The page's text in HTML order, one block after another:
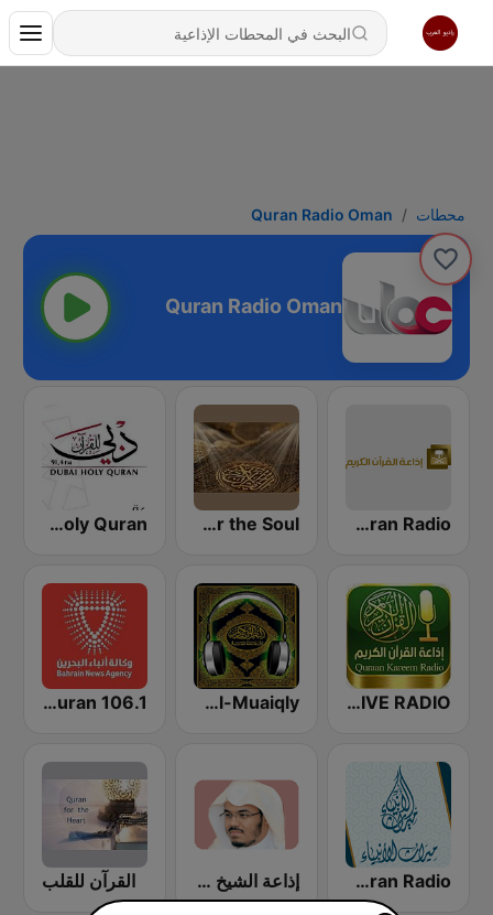
محطات Quran Radio Oman
Quran Radio Oman
Quran Radio اذاعة القرآن الكريم - الرياض Quran for the Soul
Dubay Holy Quran
QURAN LIVE RADIO Maher Al-Muaiqly (ماهر المعيقلي) Holy Quran 106.1(106.1 القرآن الكريم)
Miraath's Holy Quran Radio ( ميراث القرآن الكريم) إذاعة الشيخ ياسر الدوسري القرآن للقلب